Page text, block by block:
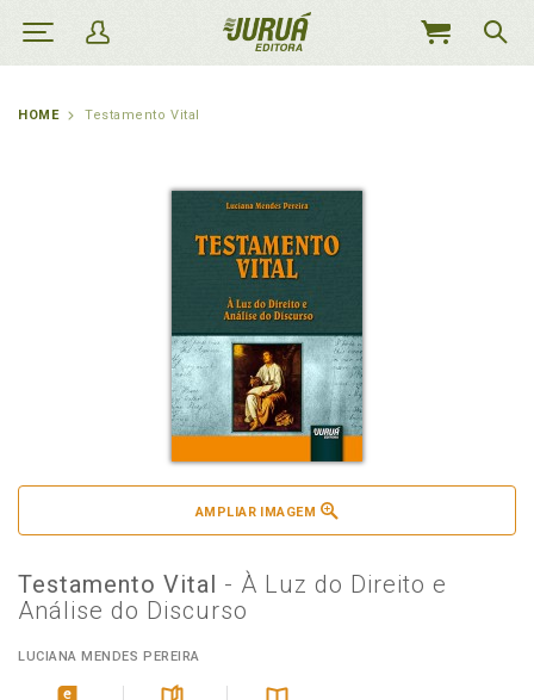
MEU
HOME Testamento Vital
AMPLIAR IMAGEM
Testamento Vital - À Luz do Direito e
Análise do Discurso
LUCIANA MENDES PEREIRA